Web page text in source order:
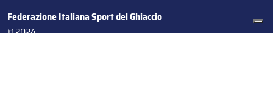
Federazione Italiana Sport del Ghiaccio
© 2024